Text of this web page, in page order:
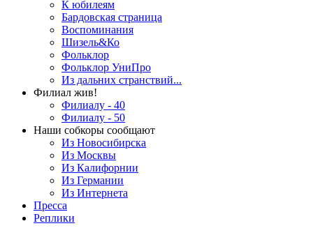
К юбилеям
Бардовская страница
Воспоминания
Шизель&Ко
Фольклор
Фольклор УниПро
Из дальних странствий...
Филиал жив!
Филиалу - 40
Филиалу - 50
Наши собкоры сообщают
Из Новосибирска
Из Москвы
Из Калифорнии
Из Германии
Из Интернета
Пресса
Реплики